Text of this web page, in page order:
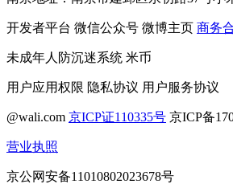
开发者平台 微信公众号 微博主页 商务
未成年人防沉迷系统 米币
用户应用权限 隐私协议 用户服务协议
@wali.com 京ICP证110335号 京ICP备
营业执照
京公网安备11010802023678号